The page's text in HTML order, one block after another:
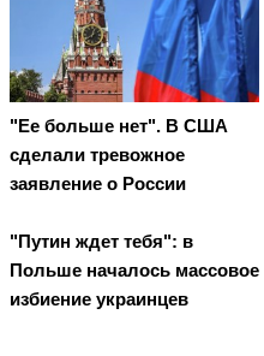
"Ее больше нет". В США
сделали тревожное
заявление о России
"Путин ждет тебя": в
Польше началось массовое
избиение украинцев